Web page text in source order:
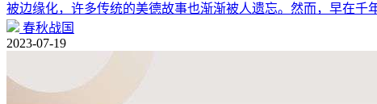
被边缘化，许多传统的美德故事也渐渐被人遗忘。然而，早在千
春秋战国
2023-07-19